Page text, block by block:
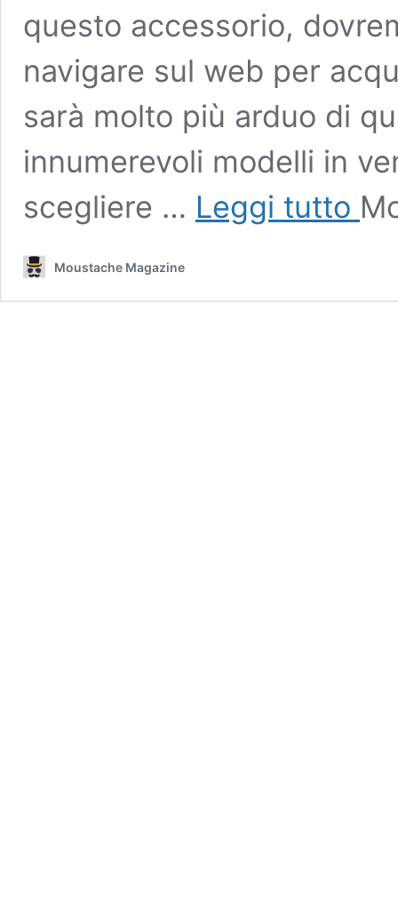
questo accessorio,
navigare sul web per
sarà molto più arduo di
innumerevoli modelli in
scegliere … Leggi tutto
gioco
Moustache Magazine